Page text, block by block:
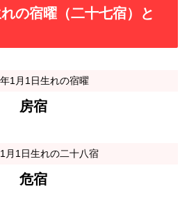
の宿曜（二十七宿）と
1月1日生れの宿曜
房宿
月1日生れの二十八宿
危宿